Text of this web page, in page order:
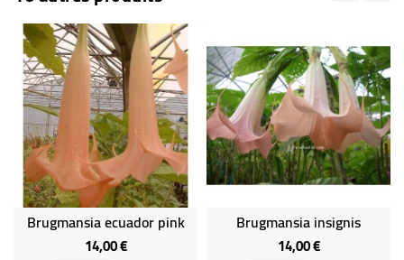
Brugmansia ecuador pink
14,00 €Prix
Brugmansia insignis
14,00 €Prix